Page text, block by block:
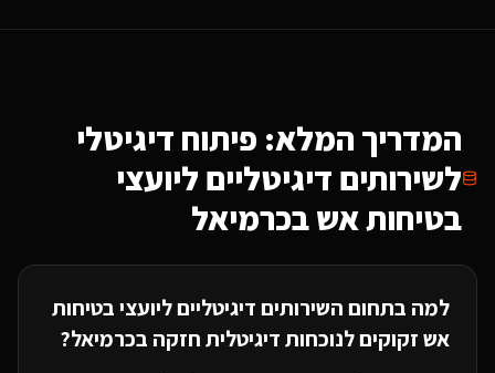
המדריך המלא: פיתוח דיגיטלי
לשירותים דיגיטליים ליועצי
בטיחות אשבכרמיאל
למה בתחום השירותים דיגיטליים ליועצי בטיחות
אשזקוקים לנוכחות דיגיטלית חזקה בכרמיאל?